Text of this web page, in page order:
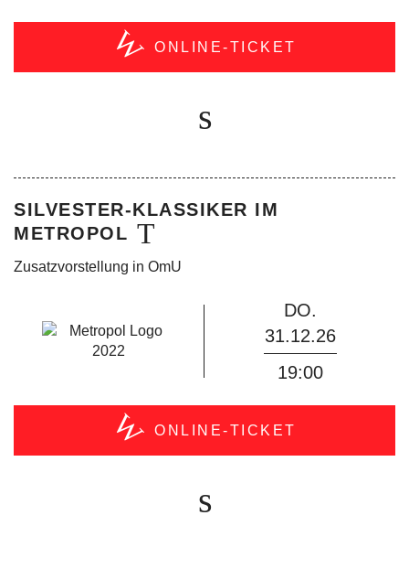
ONLINE-TICKET
SILVESTER-KLASSIKER IM
METROPOL
Zusatzvorstellung in OmU
DO.
31.12.26
19:00
ONLINE-TICKET